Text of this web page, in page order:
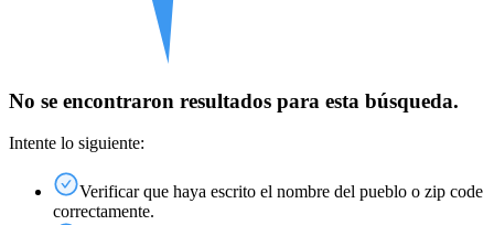
No se encontraron resultados para esta búsqueda.
Intente lo siguiente:
Verificar que haya escrito el nombre del pueblo o zip code
correctamente.